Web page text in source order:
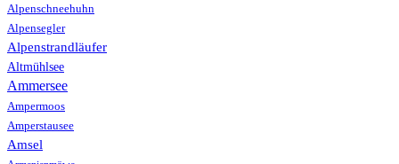
Alpenschneehuhn
Alpensegler
Alpenstrandläufer
Altmühlsee
Ammersee
Ampermoos
Amperstausee
Amsel